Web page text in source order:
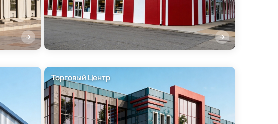
Торговый Центр